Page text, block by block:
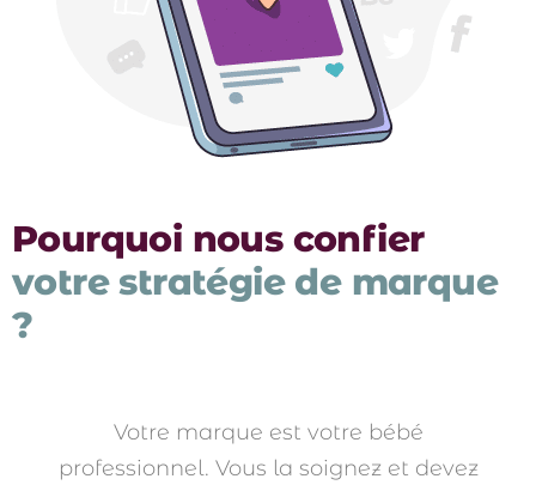
Pourquoi nous confier
votre stratégie de marque
?
Votre marque est votre bébé
professionnel. Vous la soignez et devez